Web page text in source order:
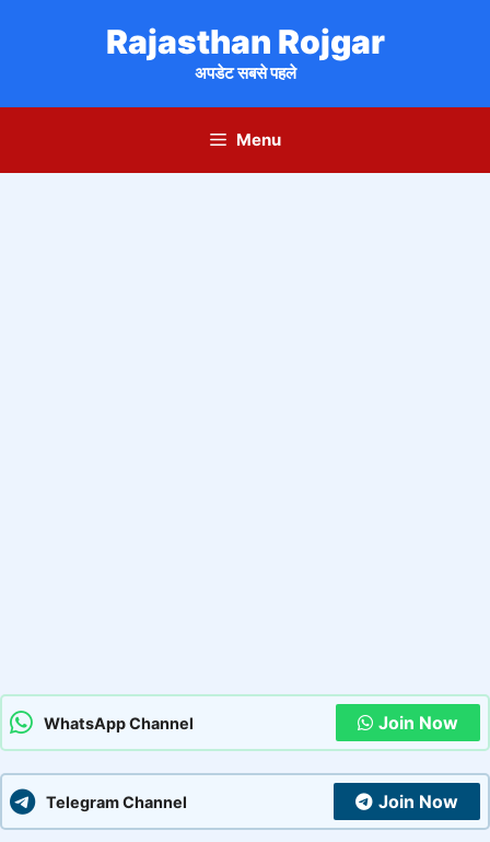
Rajasthan Rojgar
अपडेट सबसे पहले
Menu
WhatsApp Channel Join Now
Telegram Channel Join Now